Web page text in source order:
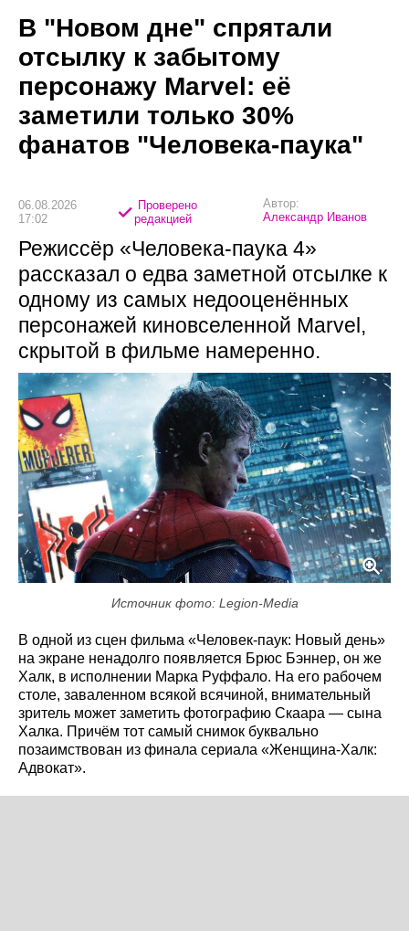
В "Новом дне" спрятали
отсылку к забытому
персонажу Marvel: её
заметили только 30%
фанатов "Человека-паука"
06.08.2026
17:02
Проверено
редакцией
Автор:
Александр Иванов
Режиссёр «Человека-паука 4»
рассказал о едва заметной отсылке к
одному из самых недооценённых
персонажей киновселенной Marvel,
скрытой в фильме намеренно.
Источник фото: Legion-Media
В одной из сцен фильма «Человек-паук: Новый день»
на экране ненадолго появляется Брюс Бэннер, он же
Халк, в исполнении Марка Руффало. На его рабочем
столе, заваленном всякой всячиной, внимательный
зритель может заметить фотографию Скаара — сына
Халка. Причём тот самый снимок буквально
позаимствован из финала сериала «Женщина-Халк:
Адвокат».